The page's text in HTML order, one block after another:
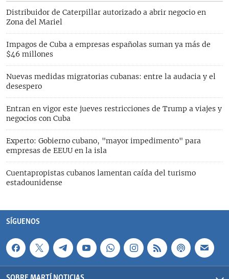
Distribuidor de Caterpillar autorizado a abrir negocio en
Zona del Mariel
Impagos de Cuba a empresas españolas suman ya más de
$46 millones
Nuevas medidas migratorias cubanas: entre la audacia y el
desespero
Entran en vigor este jueves restricciones de Trump a viajes y
negocios con Cuba
Experto: Gobierno cubano, "mayor impedimento" para
empresas de EEUU en la isla
Cuentapropistas cubanos lamentan caída del turismo
estadounidense
SÍGUENOS